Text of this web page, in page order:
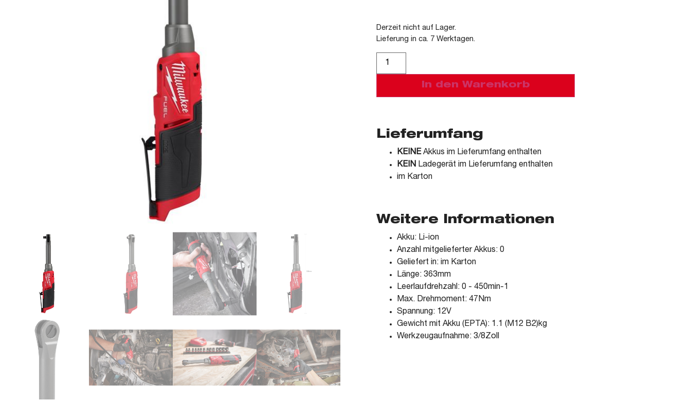
Derzeit nicht auf Lager.
Lieferung in ca. 7 Werktagen.
In den Warenkorb
Lieferumfang
KEINEAkkus im Lieferumfang enthalten
KEIN Ladegerät im Lieferumfang enthalten
im Karton
Weitere Informationen
Akku: Li-ion
Anzahl mitgelieferter Akkus: 0
Geliefert in: im Karton
Länge: 363mm
Leerlaufdrehzahl: 0 - 450min-1
Max. Drehmoment: 47Nm
Spannung: 12V
Gewicht mit Akku (EPTA): 1.1 (M12 B2)kg
Werkzeugaufnahme: 3/8Zoll